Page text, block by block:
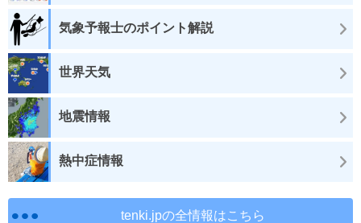
気象予報士のポイント解説
世界天気
地震情報
熱中症情報
tenki.jpの全情報はこちら